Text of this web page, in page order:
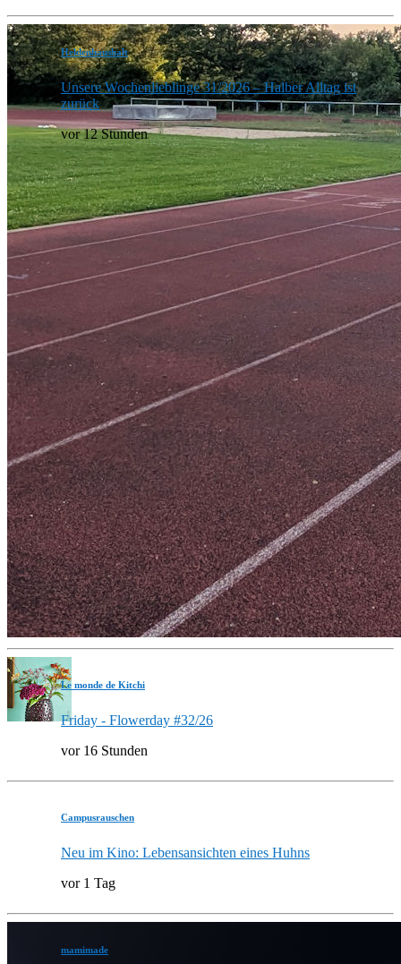
Heldenhaushalt
Unsere Wochenlieblinge 31/2026 – Halber Alltag ist
zurück
vor 12 Stunden
Le monde de Kitchi
Friday - Flowerday #32/26
vor 16 Stunden
Campusrauschen
Neu im Kino: Lebensansichten eines Huhns
vor 1 Tag
mamimade